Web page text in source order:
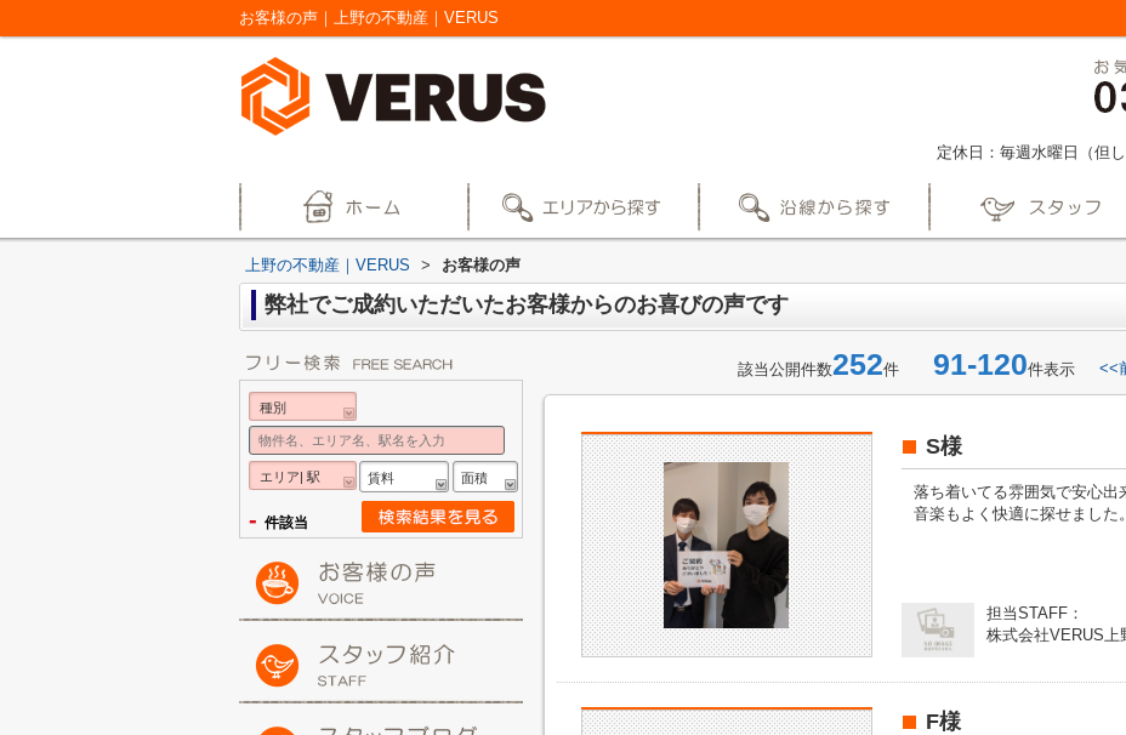
お客様の声｜上野の不動産｜VERUS
定休日：毎週水曜日（但
上野の不動産｜VERUS > お客様の声
弊社でご成約いただいたお客様からのお喜びの声です
該当公開件数252件 91-120件表示 <<
S様
落ち着いてる雰囲気で安心出
音楽もよく快適に探せました。
担当STAFF：
株式会社VERUS上
F様
種別
エリア| 駅 賃料 面積
- 件該当